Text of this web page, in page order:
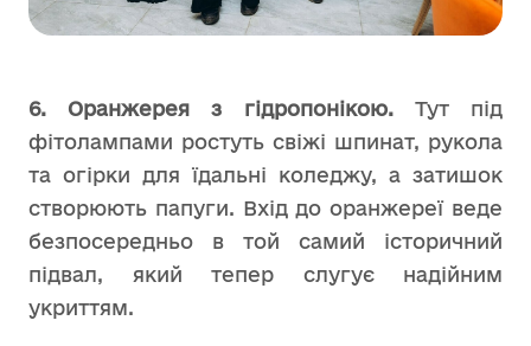
6. Оранжерея з гідропонікою. Тут під
фітолампами ростуть свіжі шпинат, рукола
та огірки для їдальні коледжу, а затишок
створюють папуги. Вхід до оранжереї веде
безпосередньо в той самий історичний
підвал, який тепер слугує надійним
укриттям.